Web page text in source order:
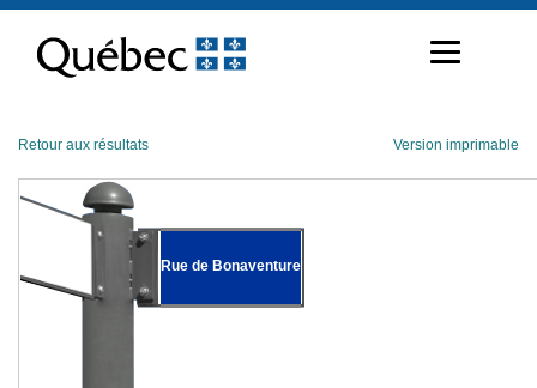
contenu
Retour aux résultats Version imprimable
Rue de Bonaventure